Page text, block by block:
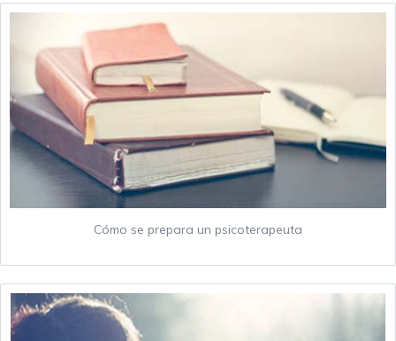
Cómo se prepara un psicoterapeuta